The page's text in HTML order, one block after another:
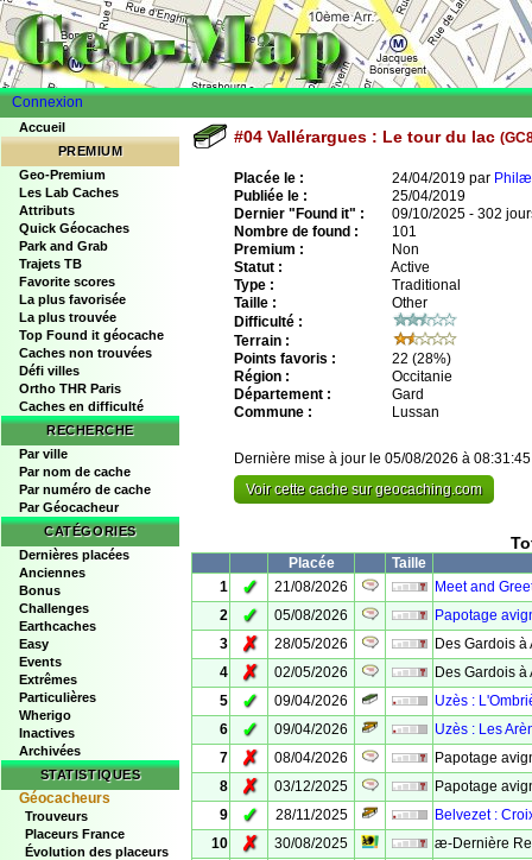
Connexion
Accueil
PREMIUM
Geo-Premium
Les Lab Caches
Attributs
Quick Géocaches
Park and Grab
Trajets TB
Favorite scores
La plus favorisée
La plus trouvée
Top Found it géocache
Caches non trouvées
Défi villes
Ortho THR Paris
Caches en difficulté
RECHERCHE
Par ville
Par nom de cache
Par numéro de cache
Par Géocacheur
CATÉGORIES
Dernières placées
Anciennes
Bonus
Challenges
Earthcaches
Easy
Events
Extrêmes
Particulières
Wherigo
Inactives
Archivées
STATISTIQUES
Géocacheurs
Trouveurs
Placeurs France
Évolution des placeurs
#04 Vallérargues : Le tour du lac
Placée le : 24/04/2019 par
Publiée le :
25/04/2019
Dernier "Found it" :
09/10/2025 - 302
Nombre de found :
101
Premium :
Non
Statut :
Active
Type :
Traditional
Taille :
Other
Difficulté :
Terrain :
Points favoris :
22 (28%)
Région :
Occitanie
Département :
Gard
Commune :
Lussan
Dernière mise à jour le 05/08/2026 à 08:31:45
Voir cette cache sur geocaching.com
Placée
Taille
1
✓ 21/08/2026
Meet and
2
✓ 05/08/2026
Papotage
3
✗ 28/05/2026
Des Gardois à
4
✗ 02/05/2026
Des Gardois à
5
✓ 09/04/2026
Uzès :
6
✓ 09/04/2026
Uzès : Les
7
✗ 08/04/2026
Papotage
8
✗ 03/12/2025
Papotage
9
✓ 28/11/2025
Belvezet :
10
✗ 30/08/2025
æ-Dernière